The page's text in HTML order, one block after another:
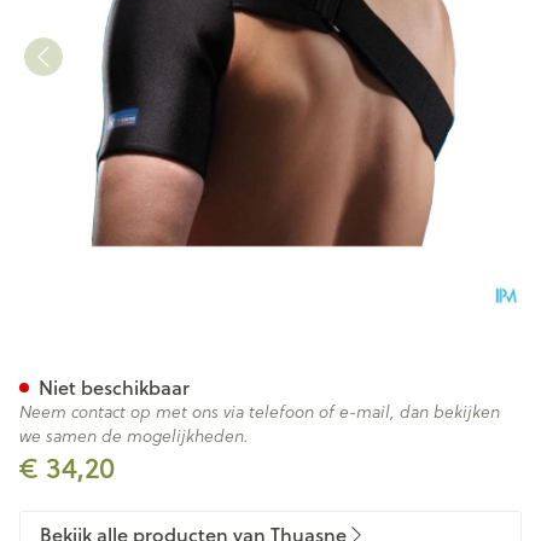
€ 34,20
Niet beschikbaar
Neem contact op met ons via telefoon of e-mail, dan bekijken
we samen de mogelijkheden.
Bekijk alle producten van Thuasne